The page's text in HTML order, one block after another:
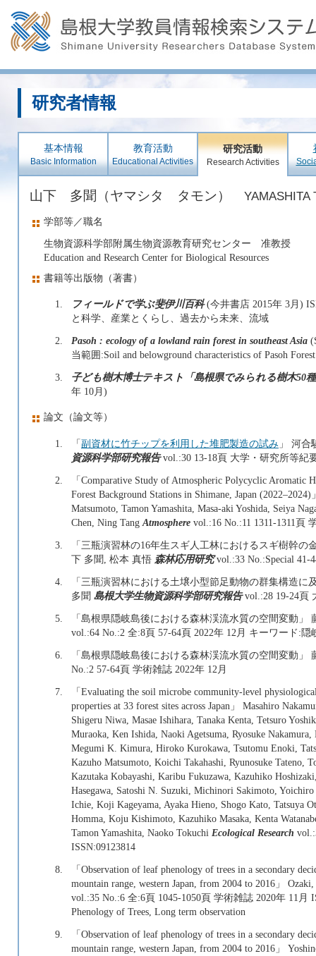
研究者情報
基本情報
Basic Information
教育活動
Educational Activities
研究活動
Research Activities
山下 多聞（ヤマシタ タモン） YAMASHITA
学部等／職名
生物資源科学部附属生物資源教育研究センター 准教授
Education and Research Center for Biological Resources
書籍等出版物（著書）
1. フィールドで学ぶ斐伊川百科(今井書店 2015年 3月)
と科学、産業とくらし、過去から未来、流域
2.
Pasoh : ecology of a lowland rain forest in southeast Asia
当範囲:Soil and belowground characteristics of Pasoh
3.
子ども樹木博士テキスト「島根県でみられる樹木50
年 10月)
論文（論文等）
1. 「副資材に竹チップを利用した堆肥製造の試み 」 河
資源科学部研究報告vol.:30 13-18頁 大学・研究所等紀
2.
「Comparative Study of Atmospheric Polycyclic Aromatic
Forest Background Stations in Shimane, Japan
Matsumoto, Tamon Yamashita, Masa-aki Yoshida, Seiya
Chen, Ning Tang Atmosphere vol.:16 No.:11 1311-1311頁
3.
「三瓶演習林の16年生スギ人工林におけるスギ樹幹
下 多聞, 松本 真悟 森林応用研究vol.:33 No.:Special 41-
4.
「三瓶演習林における土壌小型節足動物の群集構造
多聞 島根大学生物資源科学部研究報告vol.:28 19-24頁
5.
「島根県隠岐島後における森林渓流水質の空間変動
vol.:64 No.:2 全:8頁 57-64頁 2022年 12月 キーワード:
6.
「島根県隠岐島後における森林渓流水質の空間変動
No.:2 57-64頁 学術雑誌 2022年 12月
7.
「Evaluating the soil microbe community‐level
properties at 33 forest sites across Japan」 Masahiro
Shigeru Niwa, Masae Ishihara, Tanaka Kenta, Tetsuro
Muraoka, Ken Ishida, Naoki Agetsuma, Ryosuke
Megumi K. Kimura, Hiroko Kurokawa, Tsutomu Enoki,
Kazuho Matsumoto, Koichi Takahashi, Ryunosuke Tateno,
Kazutaka Kobayashi, Karibu Fukuzawa, Kazuhiko
Hasegawa, Satoshi N. Suzuki, Michinori Sakimoto,
Ichie, Koji Kageyama, Ayaka Hieno, Shogo Kato, Tatsuya
Homma, Koju Kishimoto, Kazuhiko Masaka, Kenta
Tamon Yamashita, Naoko Tokuchi Ecological Research
ISSN:09123814
8.
「Observation of leaf phenology of trees in a secondary
mountain range, western Japan, from 2004 to 2016」
vol.:35 No.:6 全:6頁 1045-1050頁 学術雑誌 2020年 11月
Phenology of Trees, Long term observation
9.
「Observation of leaf phenology of trees in a secondary
mountain range, western Japan, from 2004 to 2016」